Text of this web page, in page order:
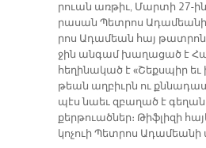
րուան առ­թիւ, Մար­տի 27-
րա­սան Պետ­րոս Ա­դա­մեա­նի
րոս Ա­դա­մեան հայ
ջին ան­գամ խա­ղա­ցած է
հե­ղի­նա­կած է «Շեքս­պիր եւ
թեան աղ­բիւրն ու
պէս նաեւ զբա­ղած է
քեր­թուած­ներ։ Թիֆ­լի­զի
կո­չուի Պետ­րոս Ա­դա­մեա­նի